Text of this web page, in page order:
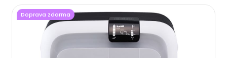
Doprava zdarma